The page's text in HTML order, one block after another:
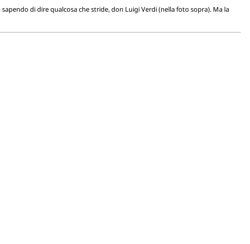
di dire qualcosa che stride, don Luigi Verdi (nella foto sopra). Ma la